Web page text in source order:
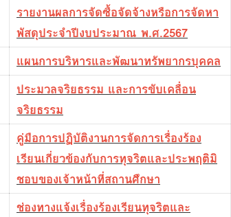
รายงานผลการจัดซื้อจัดจ้างหรือการจัดหา
พัสดุประจำปีงบประมาณ พ.ศ.2567
แผนการบริหารและพัฒนาทรัพยากรบุคคล
ประมวลจริยธรรม และการขับเคลื่อน
จริยธรรม
คู่มือการปฏิบัติงานการจัดการเรื่องร้อง
เรียนเกี่ยวข้องกับการทุจริตและประพฤติมิ
ชอบของเจ้าหน้าที่สถานศึกษา
ช่องทางแจ้งเรื่องร้องเรียนทุจริตและ